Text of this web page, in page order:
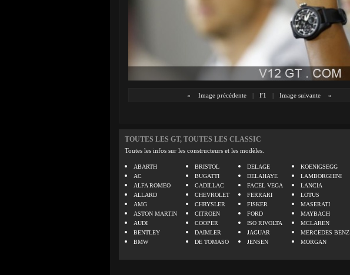
« Image précédente | F1 | Image suivante »
TOUTES LES GT, TOUTES LES CLASSIC
Toutes les infos sur les constructeurs et les modèles.
ABARTH
AC
ALFA ROMEO
ALLARD
AMG
ASTON MARTIN
AUDI
BENTLEY
BMW
BRISTOL
BUGATTI
CADILLAC
CHEVROLET
CHRYSLER
CITROEN
COOPER
DAIMLER
DE TOMASO
DELAGE
DELAHAYE
FACEL VEGA
FERRARI
FISKER
FORD
ISO RIVOLTA
JAGUAR
JENSEN
KOENIGSEGG
LAMBORGHINI
LANCIA
LOTUS
MASERATI
MAYBACH
MCLAREN
MERCEDES BENZ
MORGAN